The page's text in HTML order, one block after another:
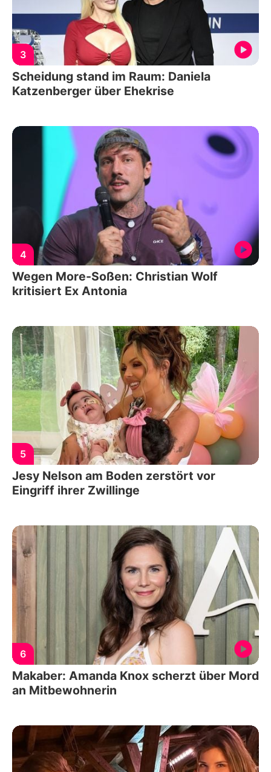
3
Scheidung stand im Raum: Daniela
Katzenberger über Ehekrise
4
Wegen More-Soßen: Christian Wolf
kritisiert Ex Antonia
5
Jesy Nelson am Boden zerstört vor
Eingriff ihrer Zwillinge
6
Makaber: Amanda Knox scherzt über Mord
an Mitbewohnerin